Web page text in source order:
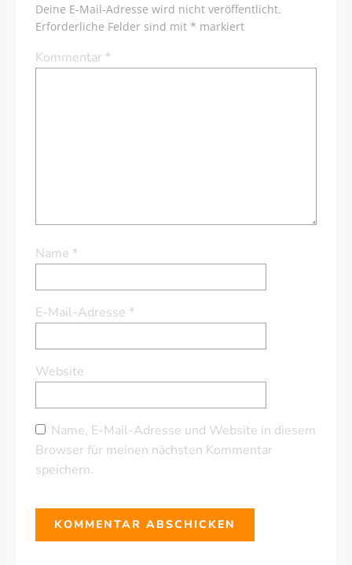
Deine E-Mail-Adresse wird nicht veröffentlicht.
Erforderliche Felder sind mit * markiert
Kommentar *
Name *
E-Mail-Adresse *
Website
Name, E-Mail-Adresse und Website in diesem
Browser für meinen nächsten Kommentar
speichern.